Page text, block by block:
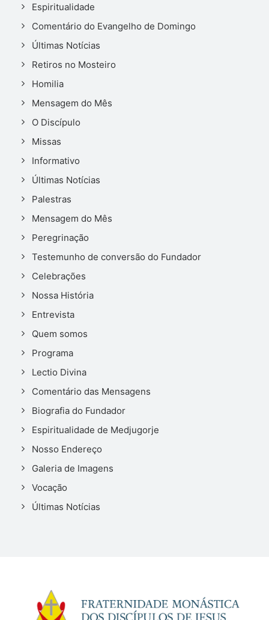
Espiritualidade
Comentário do Evangelho de Domingo
Últimas Notícias
Retiros no Mosteiro
Homilia
Mensagem do Mês
O Discípulo
Missas
Informativo
Últimas Notícias
Palestras
Mensagem do Mês
Peregrinação
Testemunho de conversão do Fundador
Celebrações
Nossa História
Entrevista
Quem somos
Programa
Lectio Divina
Comentário das Mensagens
Biografia do Fundador
Espiritualidade de Medjugorje
Nosso Endereço
Galeria de Imagens
Vocação
Últimas Notícias